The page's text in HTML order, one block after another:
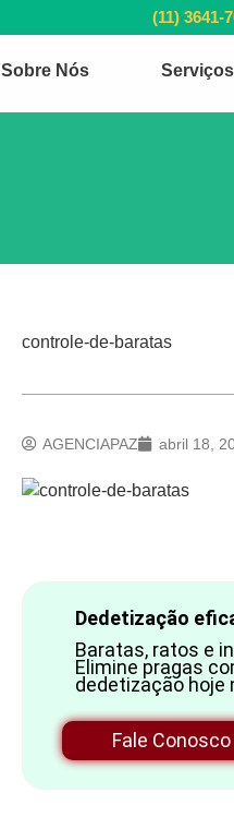
(11) 3641-
Sobre Nós Serviços
controle-de-baratas
AGENCIAPAZ abril 18,
Dedetização
Baratas, ratos e
Elimine pragas
dedetização hoje
Fale Conosco